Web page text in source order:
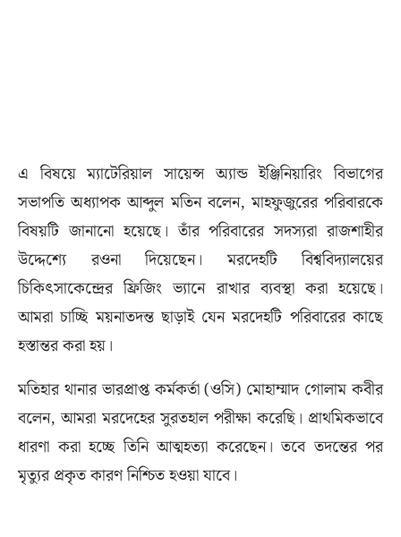
এ বিষয়ে ম্যাটেরিয়াল সায়েন্স অ্যান্ড ইঞ্জিনিয়ারিং বিভাগের
সভাপতি অধ্যাপক আব্দুল মতিন বলেন, মাহফুজুরের পরিবারকে
বিষয়টি জানানো হয়েছে। তাঁর পরিবারের সদস্যরা রাজশাহীর
উদ্দেশ্যে রওনা দিয়েছেন। মরদেহটি বিশ্ববিদ্যালয়ের
চিকিৎসাকেন্দ্রের ফ্রিজিং ভ্যানে রাখার ব্যবস্থা করা হয়েছে।
আমরা চাচ্ছি ময়নাতদন্ত ছাড়াই যেন মরদেহটি পরিবারের কাছে
হস্তান্তর করা হয়।
মতিহার থানার ভারপ্রাপ্ত কর্মকর্তা (ওসি) মোহাম্মাদ গোলাম কবীর
বলেন, আমরা মরদেহের সুরতহাল পরীক্ষা করেছি। প্রাথমিকভাবে
ধারণা করা হচ্ছে তিনি আত্মহত্যা করেছেন। তবে তদন্তের পর
মৃত্যুর প্রকৃত কারণ নিশ্চিত হওয়া যাবে।